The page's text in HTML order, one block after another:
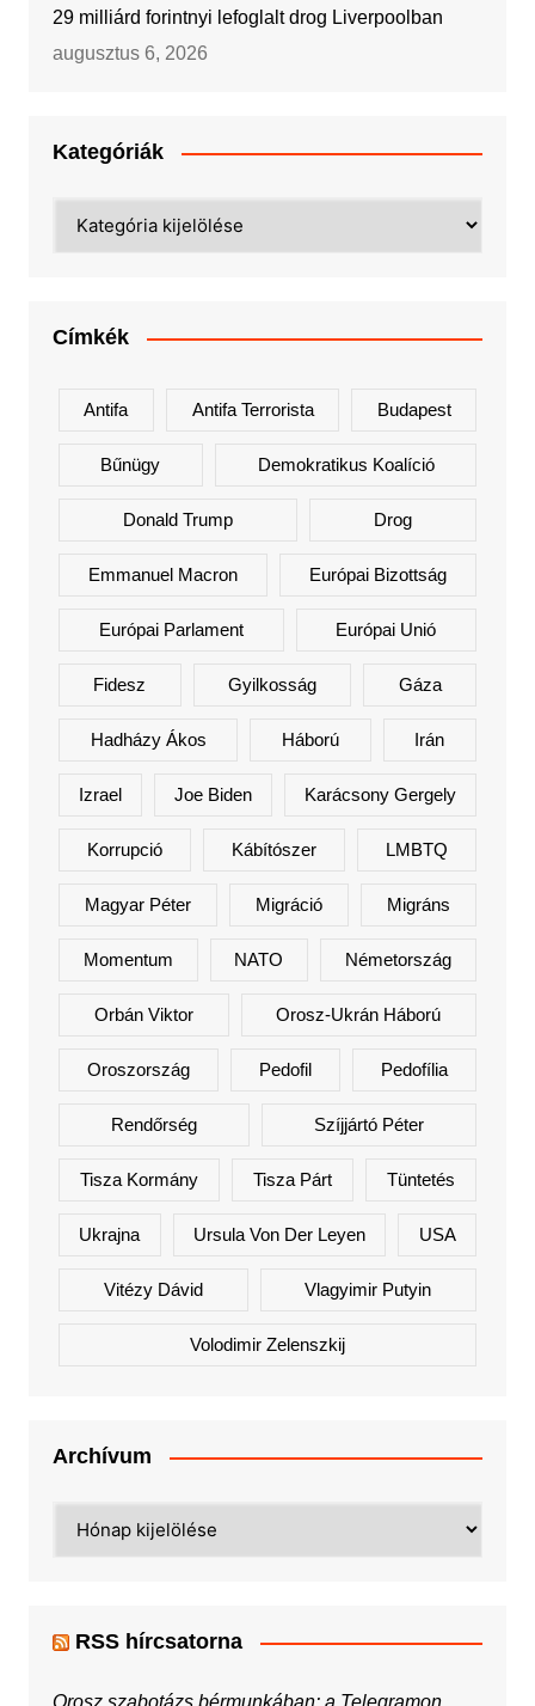
29 milliárd forintnyi lefoglalt drog Liverpoolban
augusztus 6, 2026
Kategóriák
Címkék
Antifa Antifa Terrorista Budapest
Bűnügy Demokratikus Koalíció
Donald Trump Drog
Emmanuel Macron Európai Bizottság
Európai Parlament Európai Unió
Fidesz Gyilkosság Gáza
Hadházy Ákos Háború Irán
Izrael Joe Biden Karácsony Gergely
Korrupció Kábítószer LMBTQ
Magyar Péter Migráció Migráns
Momentum NATO Németország
Orbán Viktor Orosz-Ukrán Háború
Oroszország Pedofil Pedofília
Rendőrség Szíjjártó Péter
Tisza Kormány Tisza Párt Tüntetés
Ukrajna Ursula Von Der Leyen USA
Vitézy Dávid Vlagyimir Putyin
Volodimir Zelenszkij
Archívum
RSS hírcsatorna
Orosz szabotázs bérmunkában: a Telegramon